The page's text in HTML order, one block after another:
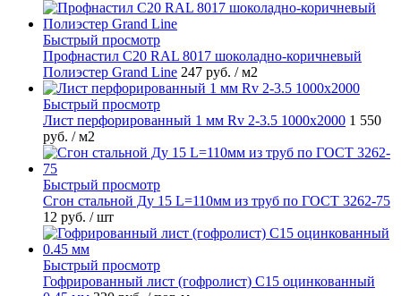
Быстрый просмотр
Профнастил С20 RAL 8017 шоколадно-коричневый
Полиэстер Grand Line 247 руб. / м2
Быстрый просмотр
Лист перфорированный 1 мм Rv 2-3.5 1000х2000 1 550
руб. / м2
Быстрый просмотр
Сгон стальной Ду 15 L=110мм из труб по ГОСТ 3262-75
12 руб. / шт
Быстрый просмотр
Гофрированный лист (гофролист) С15 оцинкованный